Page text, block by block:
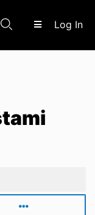
Log In